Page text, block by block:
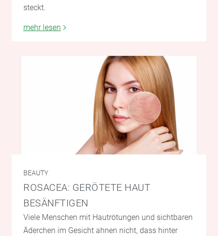
steckt.
mehr lesen
BEAUTY
ROSACEA: GERÖTETE HAUT
BESÄNFTIGEN
Viele Menschen mit Hautrötungen und sichtbaren
Äderchen im Gesicht ahnen nicht, dass hinter